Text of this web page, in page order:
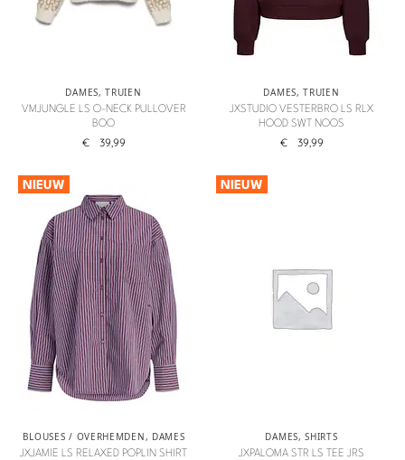
DAMES,TRUIEN
VMJUNGLE LS O-NECK PULLOVER
BOO
€ 39,99
DAMES,TRUIEN
JXSTUDIO VESTERBRO LS RLX
HOOD SWT NOOS
€ 39,99
NIEUW
BLOUSES / OVERHEMDEN, DAMES
JXJAMIE LS RELAXED POPLIN SHIRT
NIEUW
DAMES,SHIRTS
JXPALOMA STR LS TEE JRS